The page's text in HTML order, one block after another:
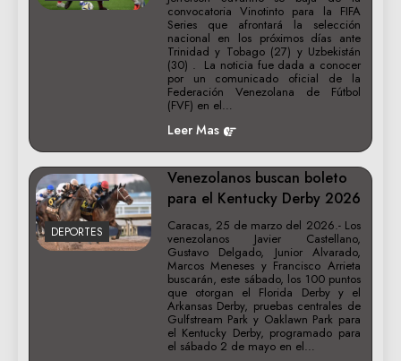
convocatoria Vinotinto para la FIFA
Series que afrontará la selección
nacional en los próximos días ante
Trinidad y Tobago (27) y Uzbekistán
(30) . La noticia fue dada a conocer
por un comunicado oficial de la
Federación Venezolana de Fútbol
(FVF) en el…
Leer Mas
DEPORTES
Venezolanos buscan boleto
para el Kentucky Derby 2026
Caracas, 25 de marzo del 2026.- Los
venezolanos Javier Castellano,
Gustavo Delgado, Junior Alvarado,
Marcos Meneses y Francisco Arrieta
buscarán, este sábado, los 100 puntos
que otorgan el Florida Derby y el
Arkansas Derby, pruebas centrales de
Gulfstream Park y Oaklawn Park para
el Kentucky Derby, programado para
el sábado 2 de mayo en el…